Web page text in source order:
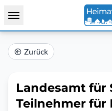
Zurück
Landesamt für
Teilnehmer für